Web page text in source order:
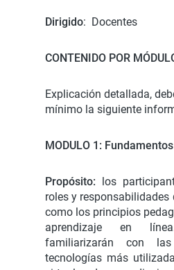
Dirigido: Docentes
CONTENIDO POR
Explicación detallada,
mínimo la siguiente
MODULO 1:
Propósito: los
roles y
como los principios
aprendizaje en
familiarizarán con
tecnologías más